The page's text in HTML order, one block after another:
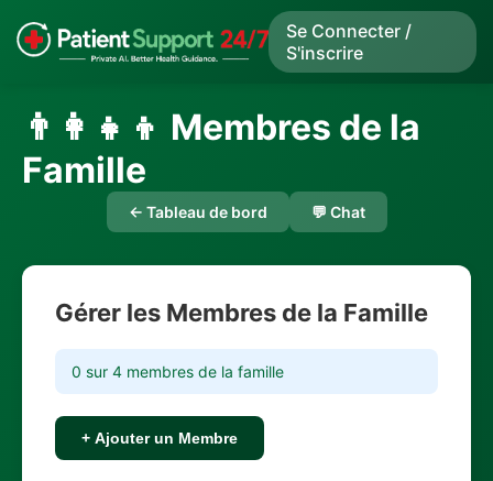
Se Connecter /
S'inscrire
👨‍👩‍👧‍👦 Membres de la
Famille
← Tableau de bord 💬 Chat
Gérer les Membres de la Famille
0 sur 4 membres de la famille
+ Ajouter un Membre